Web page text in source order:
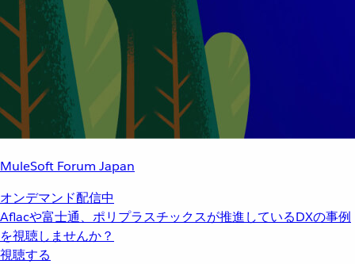
MuleSoft Forum Japan
オンデマンド配信中
Aflacや富士通、ポリプラスチックスが推進しているDXの事例
を視聴しませんか？
視聴する